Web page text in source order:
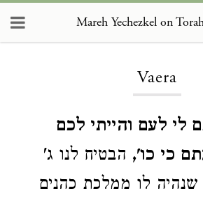
Mareh Yechezkel on
Vaera
לי לעם והייתי לכם
כי כו', הבטיח לנו ג'
שנהיה לו ממלכת כהנים